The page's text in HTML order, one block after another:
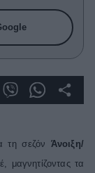
τη σεζόν Άνοιξη/
μαγνητίζοντας τα